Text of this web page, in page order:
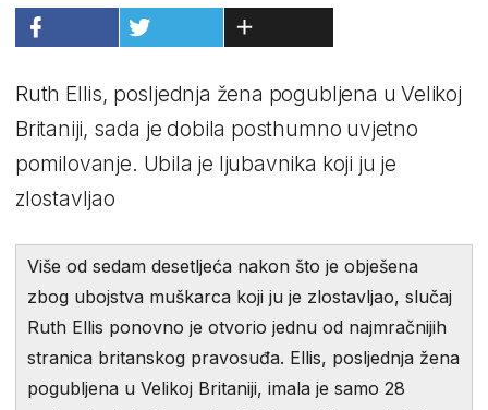
Ruth Ellis, posljednja žena pogubljena u Velikoj
Britaniji, sada je dobila posthumno uvjetno
pomilovanje. Ubila je ljubavnika koji ju je
zlostavljao
Više od sedam desetljeća nakon što je obješena
zbog ubojstva muškarca koji ju je zlostavljao, slučaj
Ruth Ellis ponovno je otvorio jednu od najmračnijih
stranica britanskog pravosuđa. Ellis, posljednja žena
pogubljena u Velikoj Britaniji, imala je samo 28